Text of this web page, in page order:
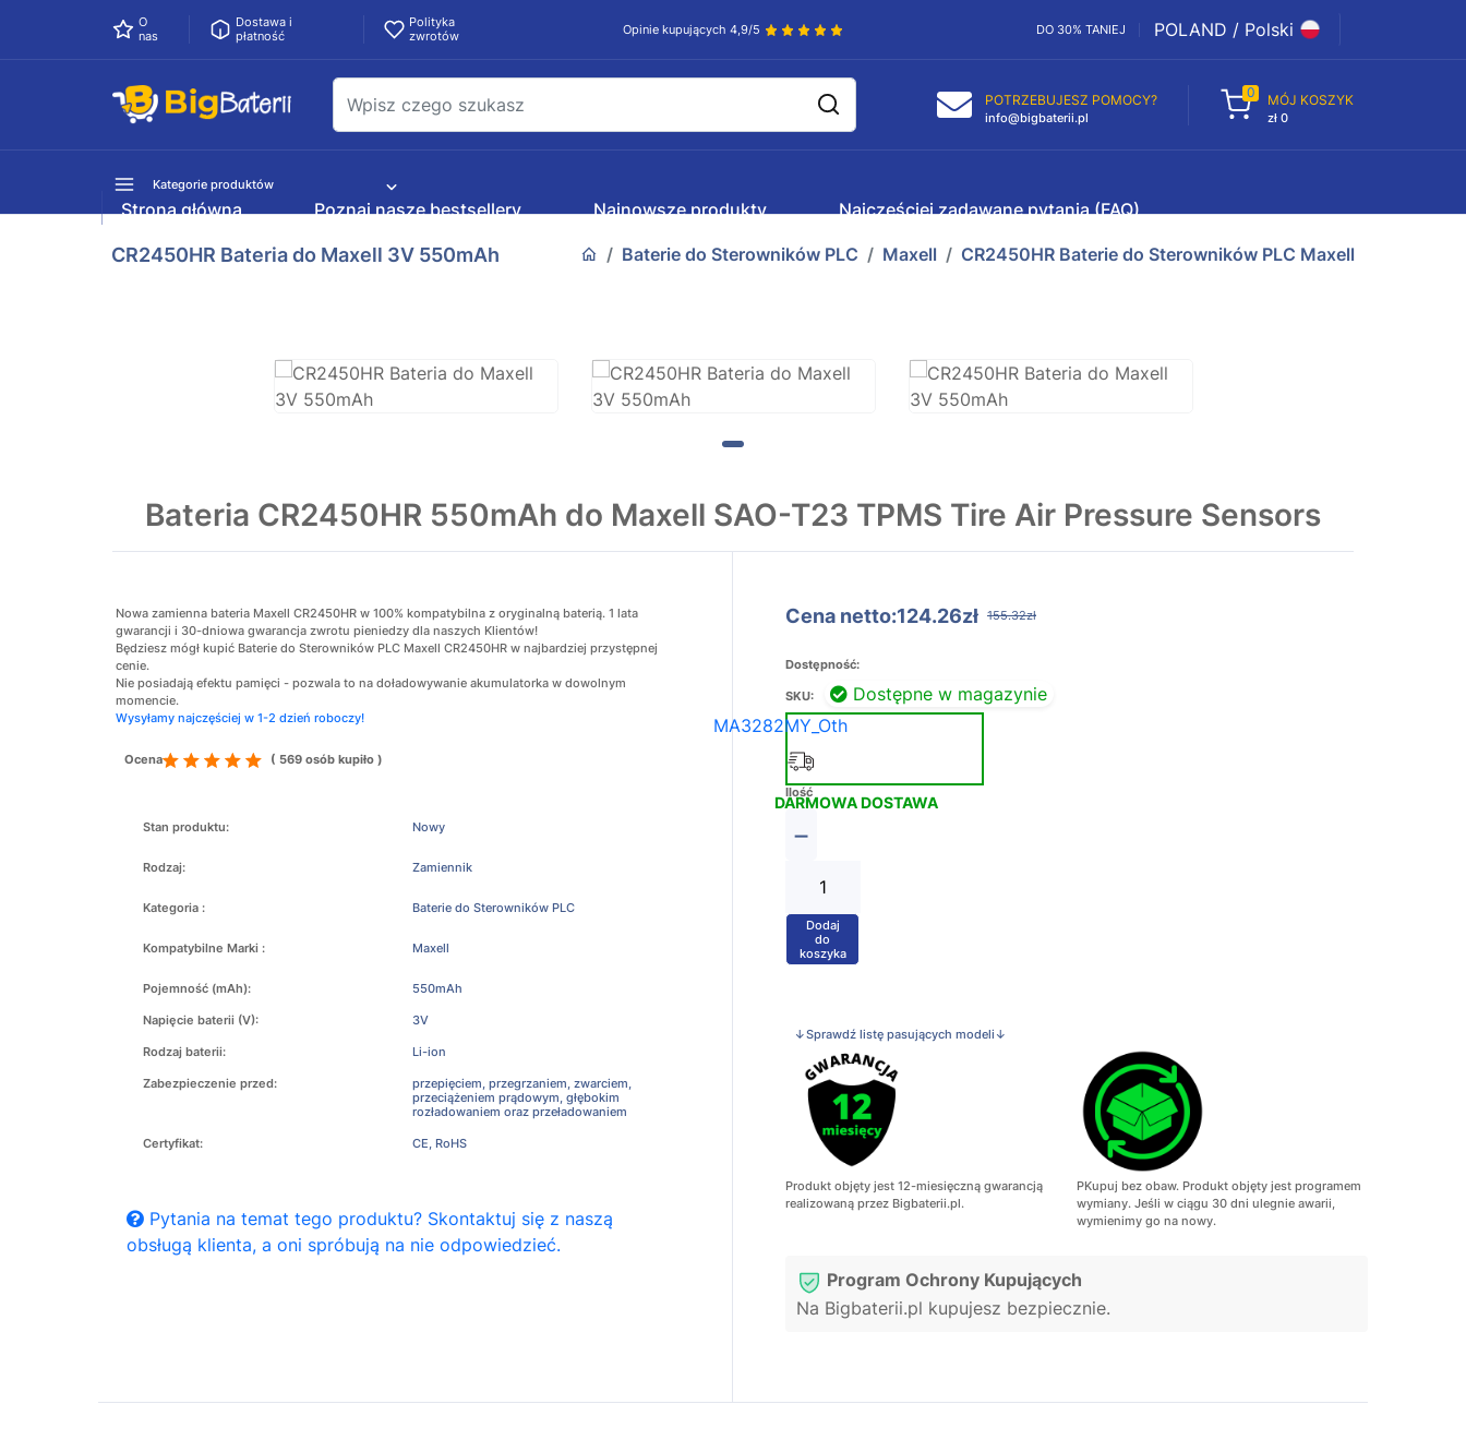
O
nas
Dostawa i
płatność
Polityka
zwrotów
Opinie kupujących 4,9/5 DO 30% TANIEJ POLAND / Polski
POTRZEBUJESZ POMOCY?
info@bigbaterii.pl
0 MÓJ KOSZYK
zł 0
Kategorie produktów
Strona główna Poznaj nasze bestsellery Najnowsze produkty Najczęściej zadawane pytania (FAQ)
CR2450HR Bateria do Maxell 3V 550mAh Baterie do Sterowników PLC Maxell CR2450HR Baterie do Sterowników PLC Maxell
Bateria CR2450HR 550mAh do Maxell SAO-T23 TPMS Tire Air Pressure Sensors
Nowa zamienna bateria Maxell CR2450HR w 100% kompatybilna z oryginalną baterią. 1 lata
gwarancji i 30-dniowa gwarancja zwrotu pieniedzy dla naszych Klientów!
Będziesz mógł kupić Baterie do Sterowników PLC Maxell CR2450HR w najbardziej przystępnej
cenie.
Nie posiadają efektu pamięci - pozwala to na doładowywanie akumulatorka w dowolnym
momencie.
Wysyłamy najczęściej w 1-2 dzień roboczy!
Ocena ( 569 osób kupiło )
Stan produktu: Nowy
Rodzaj: Zamiennik
Kategoria : Baterie do Sterowników PLC
Kompatybilne Marki : Maxell
Pojemność (mAh): 550mAh
Napięcie baterii (V): 3V
Rodzaj baterii: Li-ion
Zabezpieczenie przed:
przepięciem, przegrzaniem, zwarciem,
przeciążeniem prądowym, głębokim
rozładowaniem oraz przeładowaniem
Certyfikat: CE, RoHS
Pytania na temat tego produktu? Skontaktuj się z naszą
obsługą klienta, a oni spróbują na nie odpowiedzieć.
Cena netto:124.26zł 155.32zł
Dostępność:
Dostępne w magazynie
SKU:
MA3282MY_Oth
DARMOWA DOSTAWA
Ilość
−
+
Dodaj
do
koszyka
↓Sprawdź listę pasujących modeli↓
Produkt objęty jest 12-miesięczną gwarancją
realizowaną przez Bigbaterii.pl.
PKupuj bez obaw. Produkt objęty jest programem
wymiany. Jeśli w ciągu 30 dni ulegnie awarii,
wymienimy go na nowy.
Program Ochrony Kupujących
Na Bigbaterii.pl kupujesz bezpiecznie.